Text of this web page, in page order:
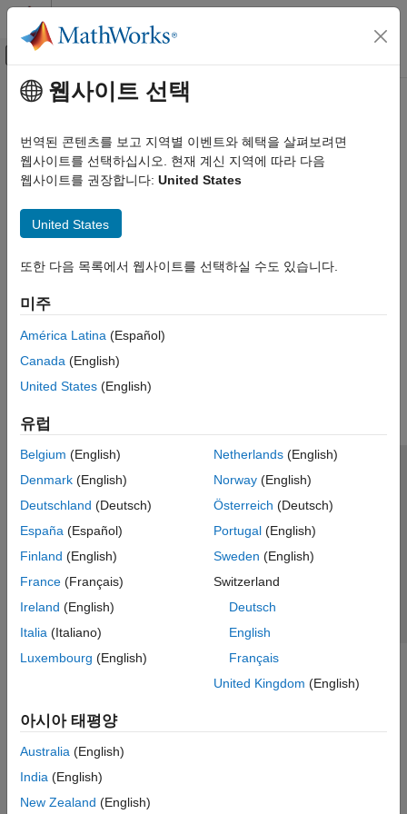
콘텐츠로 바로 가기
오프캔버스 탐색 메뉴 토글
문서 홈
카테고리
C2000 Microcontroller Blockset
Control System Toolbox
Fuzzy Logic Toolbox
Get Started with Fuzzy Logic Toolbox
Fuzzy Inference System Tuning
Data Clustering
Applications
Model Predictive Control Toolbox
Raspberry Pi Blockset
Reinforcement Learning Toolbox
Robust Control Toolbox
Simulink Control Design
Simulink Design Optimization
STM32 Microcontroller Blockset
System Identification Toolbox
주요 콘텐츠
How useful was this information?
웹사이트 선택
번역된 콘텐츠를 보고 지역별 이벤트와 혜택을 살펴보려면
웹사이트를 선택하십시오. 현재 계신 지역에 따라 다음
웹사이트를 권장합니다: United States
United States
또한 다음 목록에서 웹사이트를 선택하실 수도 있습니다.
미주
América Latina (Español)
Canada (English)
United States (English)
유럽
Belgium (English)
Denmark (English)
Deutschland (Deutsch)
España (Español)
Finland (English)
France (Français)
Ireland (English)
Italia (Italiano)
Luxembourg (English)
Netherlands(English)
Norway(English)
Österreich (Deutsch)
Portugal(English)
Sweden (English)
Switzerland
Deutsch
English
Français
United Kingdom (English)
아시아 태평양
Australia (English)
India (English)
New Zealand (English)
신뢰 센터 등록 상표 개인정보 취급방침
불법 복제 방지
애플리케이션 상태
© 1994-2026 The MathWorks, Inc.